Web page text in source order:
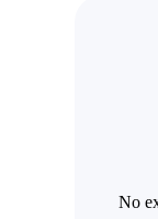
No